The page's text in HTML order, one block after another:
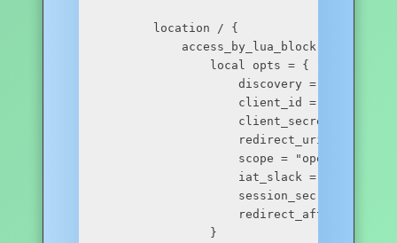
        location / {
            access_by_lua_block {
                local opts = {
discovery = "https://
                    client_id = "",
                    client_secret = "",
redirect_uri =
scope = "openid email
                    iat_slack = 600,
session_secret = "a-
                }